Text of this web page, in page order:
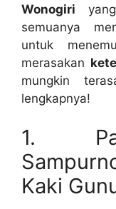
Wonogiri
semuanya
untuk
merasakan
mungkin
lengkapnya!
1.
Kaki